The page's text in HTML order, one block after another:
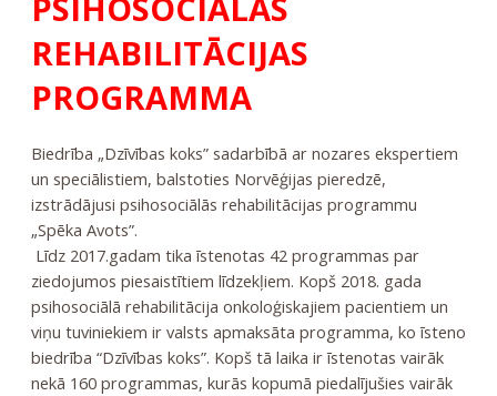
REHABILITĀCIJAS
PROGRAMMA
Biedrība „Dzīvības koks” sadarbībā ar nozares ekspertiem
un speciālistiem, balstoties Norvēģijas pieredzē,
izstrādājusi psihosociālās rehabilitācijas programmu
„Spēka Avots”.
Līdz 2017.gadam tika īstenotas 42 programmas par
ziedojumos piesaistītiem līdzekļiem. Kopš 2018. gada
psihosociālā rehabilitācija onkoloģiskajiem pacientiem un
viņu tuviniekiem ir valsts apmaksāta programma, ko īsteno
biedrība “Dzīvības koks”. Kopš tā laika ir īstenotas vairāk
nekā 160 programmas, kurās kopumā piedalījušies vairāk